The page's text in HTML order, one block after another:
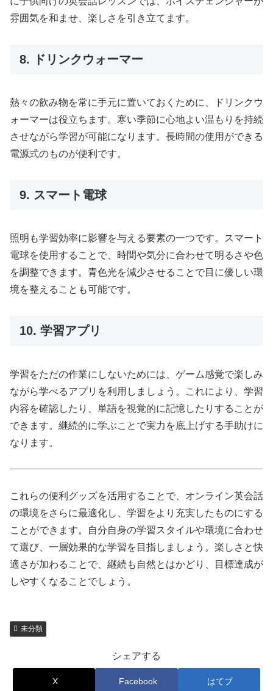
雰囲気を和ませ、楽しさを引き立てます。
8. ドリンクウォーマー
熱々の飲み物を常に手元に置いておくために、ドリンクウ
ォーマーは役立ちます。寒い季節に心地よい温もりを持続
させながら学習が可能になります。長時間の使用ができる
電源式のものが便利です。
9. スマート電球
照明も学習効率に影響を与える要素の一つです。スマート
電球を使用することで、時間や気分に合わせて明るさや色
を調整できます。青色光を減少させることで目に優しい環
境を整えることも可能です。
10. 学習アプリ
学習をただの作業にしないためには、ゲーム感覚で楽しみ
ながら学べるアプリを利用しましょう。これにより、学習
内容を確認したり、単語を視覚的に記憶したりすることが
できます。継続的に学ぶことで実力を底上げする手助けに
なります。
これらの便利グッズを活用することで、オンライン英会話
の環境をさらに最適化し、学習をより充実したものにする
ことができます。自分自身の学習スタイルや環境に合わせ
て選び、一層効果的な学習を目指しましょう。楽しさと快
適さが加わることで、継続も自然とはかどり、目標達成が
しやすくなることでしょう。
未分類
シェアする
X Facebook はてブ